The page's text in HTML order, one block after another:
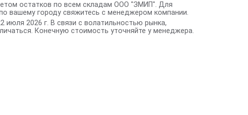
остатков по всем складам ООО "ЗМИП". Для
вашему городу свяжитесь с менеджером компании.
июля 2026 г. В связи с волатильностью рынка,
Конечную стоимость уточняйте у менеджера.